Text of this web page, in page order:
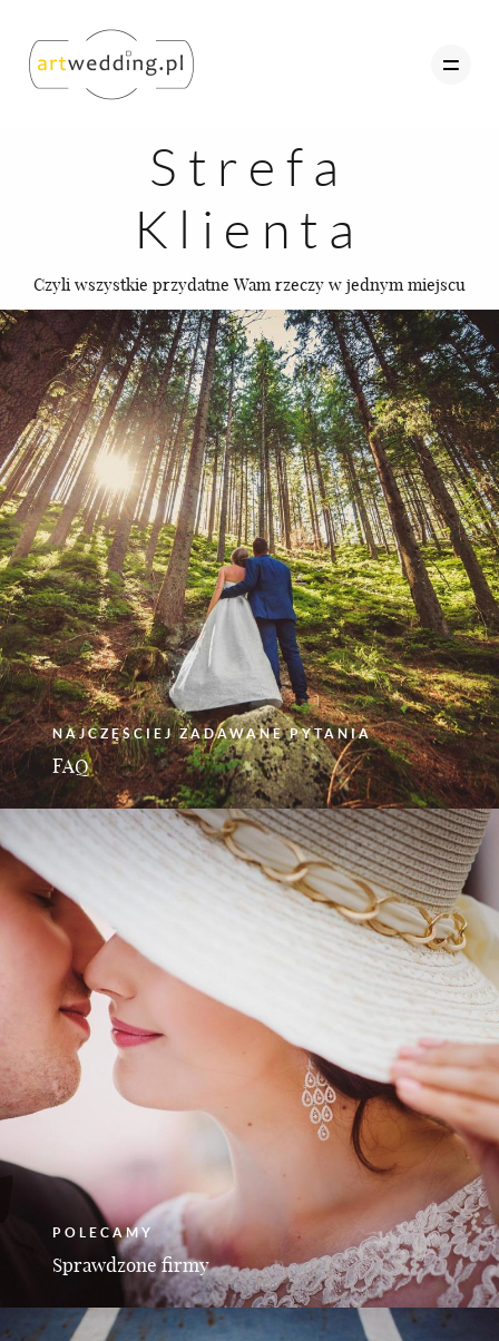
Referencje
Kontakt
Strefa Klienta
Strefa
Klienta
Czyli wszystkie przydatne Wam rzeczy w jednym miejscu
NAJCZĘŚCIEJ ZADAWANE PYTANIA
FAQ
POLECAMY
Sprawdzone firmy